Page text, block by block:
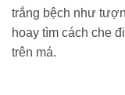
trắng bệch như
hoay tìm cách che
trên má.